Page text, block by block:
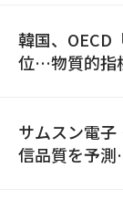
韓国、OECD
位…物質的指
サムスン電
信品質を予